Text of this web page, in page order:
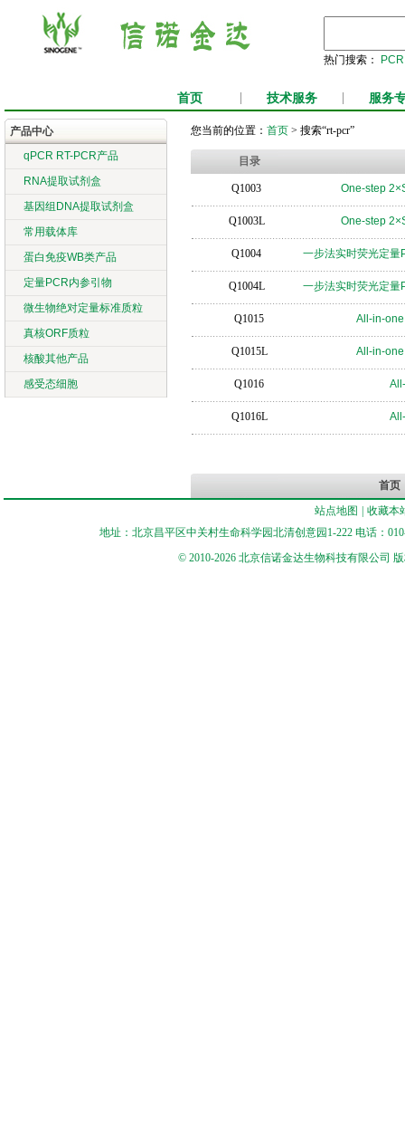
热门搜索： PCR
首页 技术服务 服务
产品中心
qPCR RT-PCR产品
RNA提取试剂盒
基因组DNA提取试剂盒
常用载体库
蛋白免疫WB类产品
定量PCR内参引物
微生物绝对定量标准质粒
真核ORF质粒
核酸其他产品
感受态细胞
您当前的位置： 首页 > 搜索“rt-pcr”
目录
Q1003 One-step
Q1003L One-step
Q1004 一步法实时荧光定
Q1004L 一步法实时荧光定
Q1015 All-in-
Q1015L All-in-
Q1016
Q1016L
首
站点地图
收藏本
地址：北京昌平区中关村生命科学园北清创意园1-222 电话：
© 2010-2026 北京信诺金达生物科技有限公司